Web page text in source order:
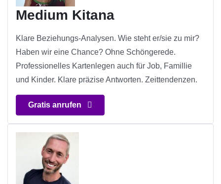
Medium Kitana
Klare Beziehungs-Analysen. Wie steht er/sie zu mir?
Haben wir eine Chance? Ohne Schöngerede.
Professionelles Kartenlegen auch für Job, Famillie
und Kinder. Klare präzise Antworten. Zeittendenzen.
Gratis anrufen